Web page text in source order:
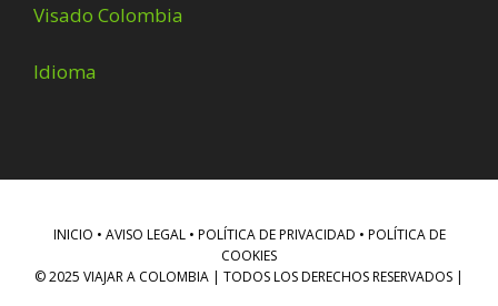
Visado Colombia
Idioma
INICIO • AVISO LEGAL • POLÍTICA DE PRIVACIDAD • POLÍTICA DE
COOKIES
© 2025 VIAJAR A COLOMBIA | TODOS LOS DERECHOS RESERVADOS |